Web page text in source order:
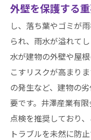
外壁を保護する
し、落ち葉やゴミが
られ、雨水が溢れて
水が建物の外壁や屋
こすリスクが高まり
の発生など、建物の
要です。井澤産業有
点検を推奨しており
トラブルを未然に防